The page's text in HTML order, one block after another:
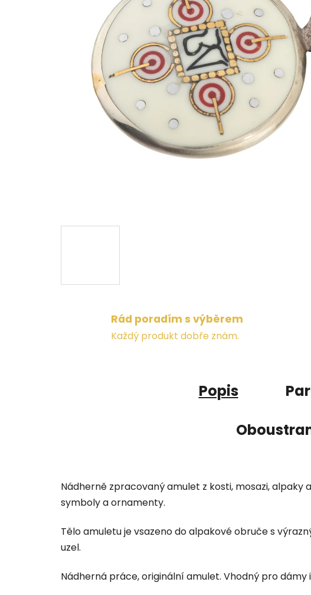
Rád poradím s výběrem
Každý produkt dobře znám.
Popis
Nádherně zpracovaný amulet z kosti, mosazi,
symboly a ornamenty.
Tělo amuletu je vsazeno do alpakové obruče s
uzel.
Nádherná práce, originální amulet. Vhodný pro dámy